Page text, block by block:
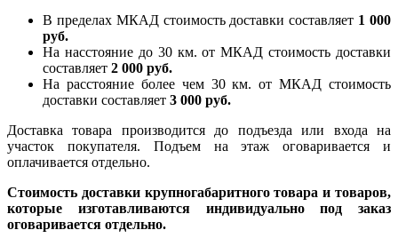
В пределах МКАД стоимость доставки составляет 1 000
руб.
На насcтояние до 30 км. от МКАД стоимость доставки
составляет 2 000 руб.
На расстояние более чем 30 км. от МКАД стоимость
доставки составляет 3 000 руб.
Доставка товара производится до подъезда или входа на
участок покупателя. Подъем на этаж оговаривается и
оплачивается отдельно.
Стоимость доставки крупногабаритного товара и товаров,
которые изготавливаются индивидуально под заказ
оговаривается отдельно.